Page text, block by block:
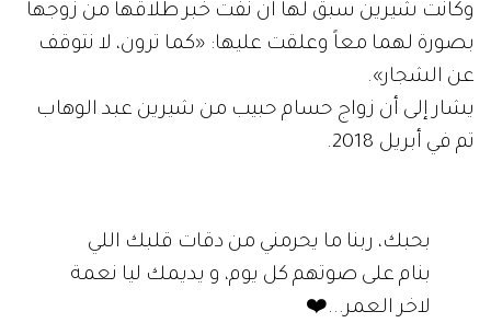
وكانت شيرين سبق لها أن نفت خبر طلاقها من زوجها
بصورة لهما معاً وعلقت عليها: «كما ترون، لا نتوقف
عن الشجار».
يشار إلى أن زواج حسام حبيب من شيرين عبد الوهاب
تم في أبريل 2018.
بحبك، ربنا ما يحرمني من دقات قلبك اللي
بنام على صوتهم كل يوم، و يديمك ليا نعمة
لاخر العمر...❤️